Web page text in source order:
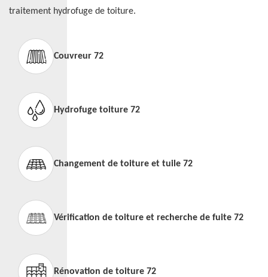
traitement hydrofuge de toiture.
Couvreur 72
Hydrofuge toiture 72
Changement de toiture et tuile 72
Vérification de toiture et recherche de fuite 72
Rénovation de toiture 72